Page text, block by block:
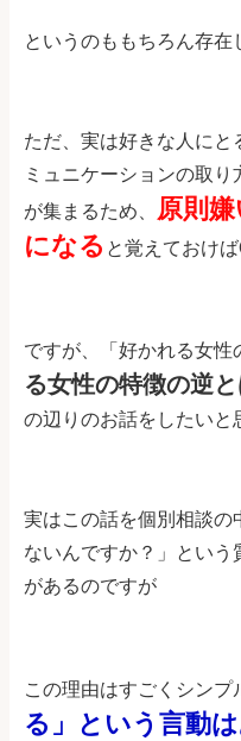
というのももちろん存在
ただ、実は好きな人にと
ミュニケーションの取
が集まるため、 原則
になる と覚えておけば
ですが、「好かれる女性
る女性の特徴の逆と
の辺りのお話をしたいと
実はこの話を個別相談の
ないんですか？」という
があるのですが
この理由はすごくシンプ
る」という言動